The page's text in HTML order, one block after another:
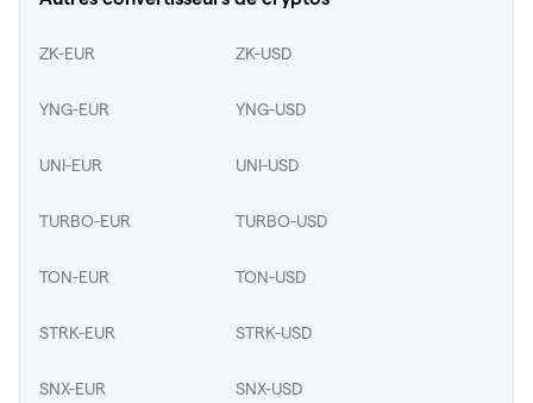
ZK-EUR ZK-USD
YNG-EUR YNG-USD
UNI-EUR UNI-USD
TURBO-EUR TURBO-USD
TON-EUR TON-USD
STRK-EUR STRK-USD
SNX-EUR SNX-USD